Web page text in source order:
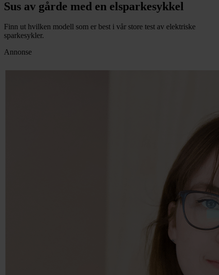
Sus av gårde med en elsparkesykkel
Finn ut hvilken modell som er best i vår store test av elektriske
sparkesykler.
Annonse